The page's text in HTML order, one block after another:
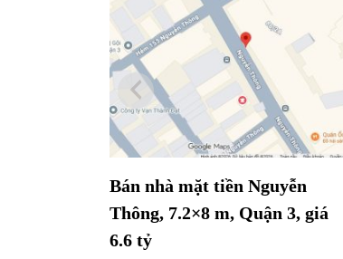
Bán nhà mặt tiền Nguyễn
Thông, 7.2×8 m, Quận 3, giá
6.6 tỷ